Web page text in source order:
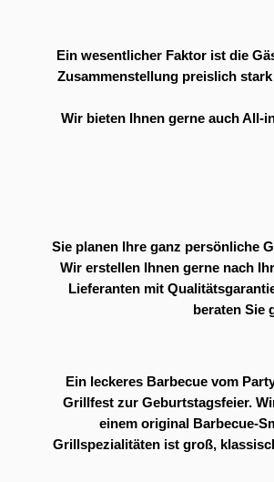
Ein wesentlicher Faktor ist die
Zusammenstellung preislich
Wir bieten Ihnen gerne auch All-
Sie planen Ihre ganz persönliche
Wir erstellen Ihnen gerne nach
Lieferanten mit
beraten Sie
Ein leckeres Barbecue vom
Grillfest zur Geburtstagsfeier.
einem original Barbecue-
Grillspezialitäten ist groß,